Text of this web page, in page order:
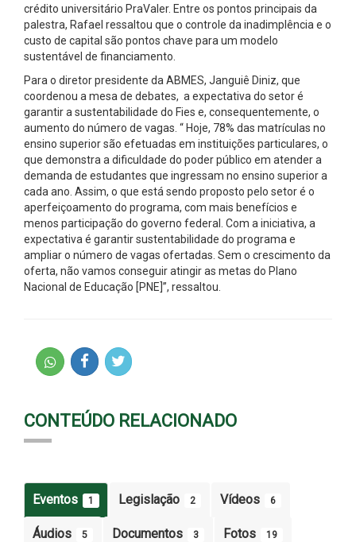
crédito universitário PraValer. Entre os pontos principais da
palestra, Rafael ressaltou que o controle da inadimplência e o
custo de capital são pontos chave para um modelo
sustentável de financiamento.
Para o diretor presidente da ABMES, Janguiê Diniz, que
coordenou a mesa de debates, a expectativa do setor é
garantir a sustentabilidade do Fies e, consequentemente, o
aumento do número de vagas. “ Hoje, 78% das matrículas no
ensino superior são efetuadas em instituições particulares, o
que demonstra a dificuldade do poder público em atender a
demanda de estudantes que ingressam no ensino superior a
cada ano. Assim, o que está sendo proposto pelo setor é o
aperfeiçoamento do programa, com mais benefícios e
menos participação do governo federal. Com a iniciativa, a
expectativa é garantir sustentabilidade do programa e
ampliar o número de vagas ofertadas. Sem o crescimento da
oferta, não vamos conseguir atingir as metas do Plano
Nacional de Educação [PNE]”, ressaltou.
CONTEÚDO RELACIONADO
Eventos 1 Legislação 2 Vídeos 6
Áudios 5 Documentos 3 Fotos 19